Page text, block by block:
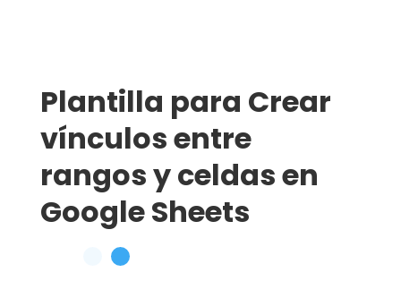
Plantilla para Crear
vínculos entre
rangos y celdas en
Google Sheets